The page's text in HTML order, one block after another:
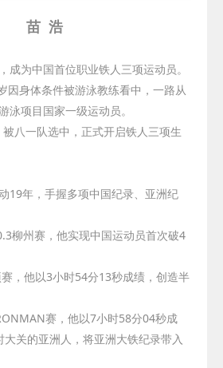
苗 浩
成为中国首位职业铁人三项运动员。
因身体条件被游泳教练看中，一路从
泳项目国家一级运动员。
八一队选中，正式开启铁人三项生
19年，手握多项中国纪录、亚洲纪
柳州赛，他实现中国运动员首次破4
，他以3小时54分13秒成绩，创造半
赛，他以7小时58分04秒成
大关的亚洲人，将亚洲大铁纪录带入